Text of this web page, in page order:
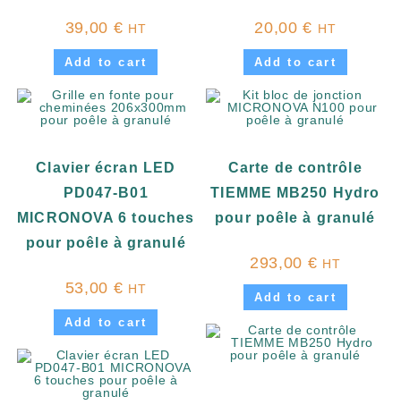
39,00 € HT
Add to cart
20,00€ HT
Add to cart
Clavier écran LED
PD047-B01
MICRONOVA 6 touches
pour poêle à granulé
53,00 € HT
Add to cart
Carte de contrôle
TIEMME MB250 Hydro
pour poêle à granulé
293,00 € HT
Add to cart